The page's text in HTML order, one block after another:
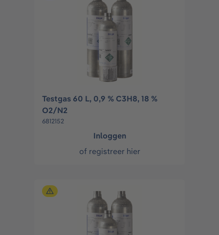
Testgas 60 L, 0,9 % C3H8, 18 %
O2/N2
6812152
Inloggen
of registreer hier